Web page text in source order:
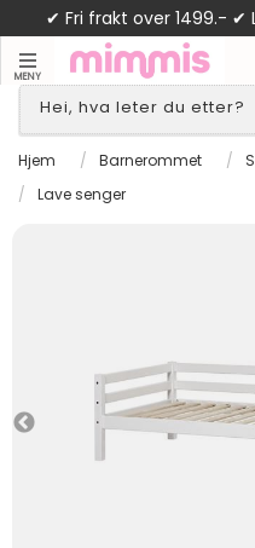
✔ Fri frakt over 1499.- ✔
MENY
Hjem / Barnerommet /
/
Lave senger